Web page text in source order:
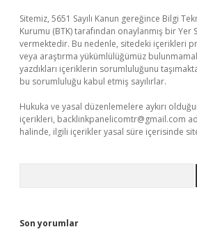
Sitemiz, 5651 Sayılı Kanun gereğince Bilgi
Kurumu (BTK) tarafından onaylanmış bir Yer
vermektedir. Bu nedenle, sitedeki içerikleri
veya araştırma yükümlülüğümüz
yazdıkları içeriklerin sorumluluğunu
bu sorumluluğu kabul etmiş sayılırlar.
Hukuka ve yasal düzenlemelere aykırı
içerikleri, backlinkpanelicomtr@gmail.com
halinde, ilgili içerikler yasal süre içerisinde
Son yorumlar